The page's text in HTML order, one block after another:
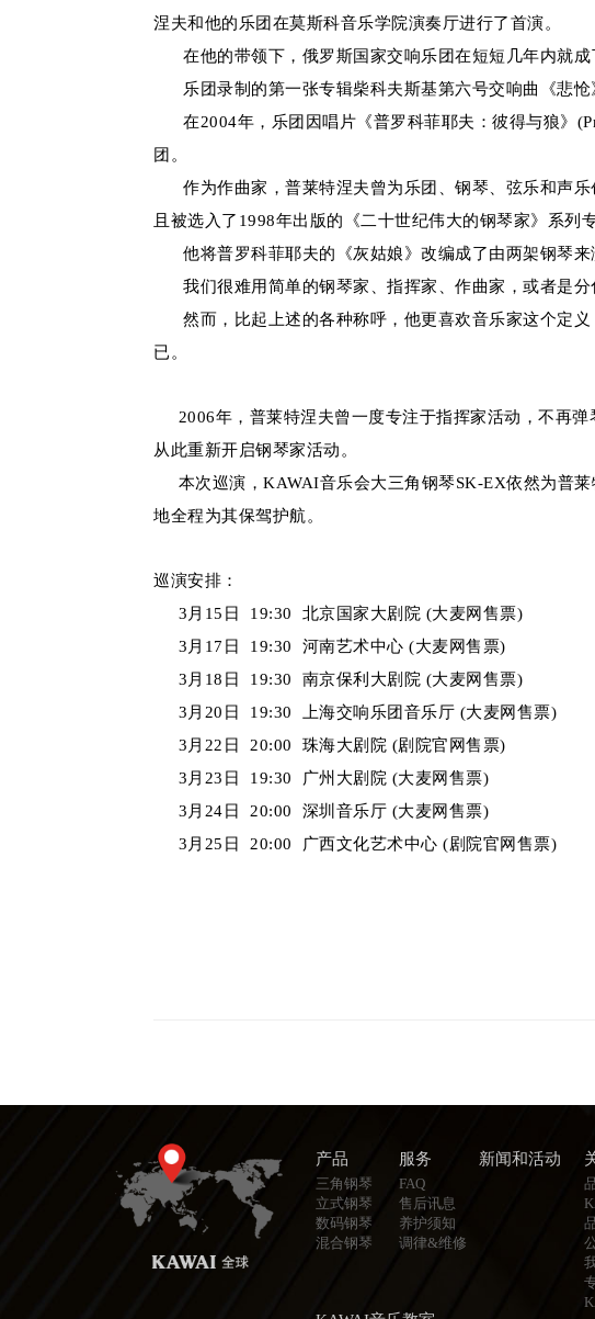
涅夫和他的乐团在莫斯科音乐学院演奏厅进行了首演。
在他的带领下，俄罗斯国家交响乐团在短短几年内就成
乐团录制的第一张专辑柴科夫斯基第六号交响曲《悲怆
在2004年，乐团因唱片《普罗科菲耶夫：彼得与狼》
团。
作为作曲家，普莱特涅夫曾为乐团、钢琴、弦乐和声乐
且被选入了1998年出版的《二十世纪伟大的钢琴家》系列
他将普罗科菲耶夫的《灰姑娘》改编成了由两架钢琴来
我们很难用简单的钢琴家、指挥家、作曲家，或者是分
然而，比起上述的各种称呼，他更喜欢音乐家这个定义
已。
2006年，普莱特涅夫曾一度专注于指挥家活动，不再弹
从此重新开启钢琴家活动。
本次巡演，KAWAI音乐会大三角钢琴SK-EX依然为普莱
地全程为其保驾护航。
巡演安排：
3月15日 19:30 北京国家大剧院 (大麦网售票)
3月17日 19:30 河南艺术中心 (大麦网售票)
3月18日 19:30 南京保利大剧院 (大麦网售票)
3月20日 19:30 上海交响乐团音乐厅 (大麦网售票)
3月22日 20:00 珠海大剧院 (剧院官网售票)
3月23日 19:30 广州大剧院 (大麦网售票)
3月24日 20:00 深圳音乐厅 (大麦网售票)
3月25日 20:00 广西文化艺术中心 (剧院官网售票)
产品
三角钢琴
立式钢琴
数码钢琴
混合钢琴
服务
FAQ
售后讯息
养护须知
调律&维修
新闻和活动